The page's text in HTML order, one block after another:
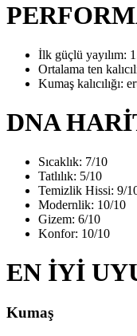
İlk güçlü yayılım:
Ortalama ten
Kumaş kalıcılığı:
DNA
Sıcaklık: 7/10
Tatlılık: 5/10
Temizlik Hissi: 9/
Modernlik: 10/10
Gizem: 6/10
Konfor: 10/10
EN İYİ
Kumaş